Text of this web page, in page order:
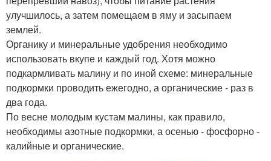
улучшилось, а затем помещаем в яму и засыпаем
землей.
Органику и минеральные удобрения необходимо
использовать вкупе и каждый год. Хотя можно
подкармливать малину и по иной схеме: минеральные
подкормки проводить ежегодно, а органические - раз в
два года.
По весне молодым кустам малины, как правило,
необходимы азотные подкормки, а осенью - фосфорно -
калийные и органические.